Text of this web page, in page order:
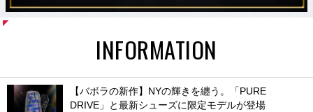
INFORMATION
【バボラの新作】NYの輝きを纏う。「PURE
DRIVE」と最新シューズに限定モデルが登場